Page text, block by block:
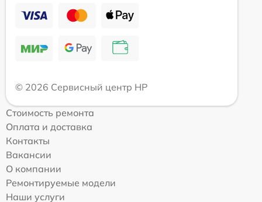
© 2026 Сервисный центр HP
Стоимость ремонта
Оплата и доставка
Контакты
Вакансии
О компании
Ремонтируемые модели
Наши услуги